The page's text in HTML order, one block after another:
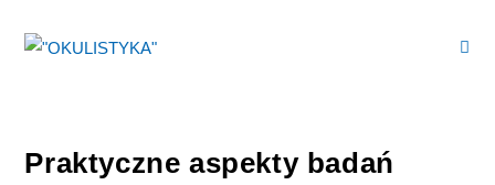
Praktyczne aspekty badań